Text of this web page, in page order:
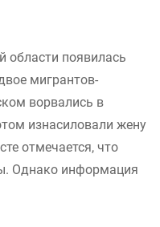
области появилась
мигрантов-
ворвались в
изнасиловали жену
отмечается, что
Однако информация